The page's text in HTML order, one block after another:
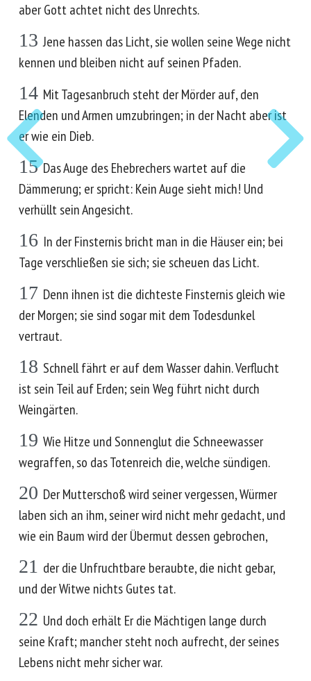
aber Gott achtet nicht des Unrechts.
13 Jene hassen das Licht, sie wollen seine Wege nicht
kennen und bleiben nicht auf seinen Pfaden.
14 Mit Tagesanbruch steht der Mörder auf, den
Elenden und Armen umzubringen; in der Nacht aber ist
er wie ein Dieb.
15 Das Auge des Ehebrechers wartet auf die
Dämmerung; er spricht: Kein Auge sieht mich! Und
verhüllt sein Angesicht.
16 In der Finsternis bricht man in die Häuser ein; bei
Tage verschließen sie sich; sie scheuen das Licht.
17 Denn ihnen ist die dichteste Finsternis gleich wie
der Morgen; sie sind sogar mit dem Todesdunkel
vertraut.
18 Schnell fährt er auf dem Wasser dahin. Verflucht
ist sein Teil auf Erden; sein Weg führt nicht durch
Weingärten.
19 Wie Hitze und Sonnenglut die Schneewasser
wegraffen, so das Totenreich die, welche sündigen.
20 Der Mutterschoß wird seiner vergessen, Würmer
laben sich an ihm, seiner wird nicht mehr gedacht, und
wie ein Baum wird der Übermut dessen gebrochen,
21 der die Unfruchtbare beraubte, die nicht gebar,
und der Witwe nichts Gutes tat.
22 Und doch erhält Er die Mächtigen lange durch
seine Kraft; mancher steht noch aufrecht, der seines
Lebens nicht mehr sicher war.